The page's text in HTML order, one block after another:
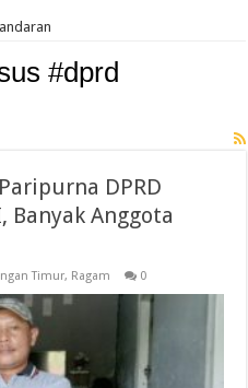
#dprd
DPRD
Banyak Anggota
Timur, Ragam 0